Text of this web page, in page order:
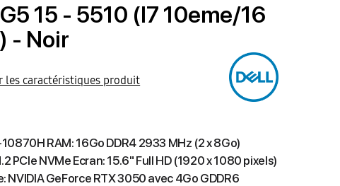
15 - 5510 (I7 10eme/16
- Noir
les caractéristiques produit
RAM: 16Go DDR4 2933 MHz (2 x 8Go)
PCIe NVMe Ecran: 15.6" Full HD (1920 x 1080 pixels)
NVIDIA GeForce RTX 3050 avec 4Go GDDR6